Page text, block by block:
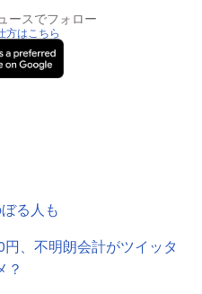
ースでフォロー
方はこちら
る人も
、不明朗会計がツイッタ
？